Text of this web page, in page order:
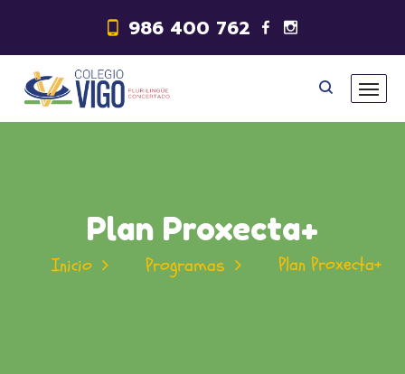
986 400 762
Plan Proxecta+
Inicio Programas Plan Proxecta+